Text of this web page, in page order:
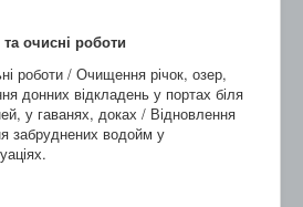
очисні роботи
роботи / Очищення річок, озер,
донних відкладень у портах біля
у гаванях, доках / Відновлення
забруднених водойм у